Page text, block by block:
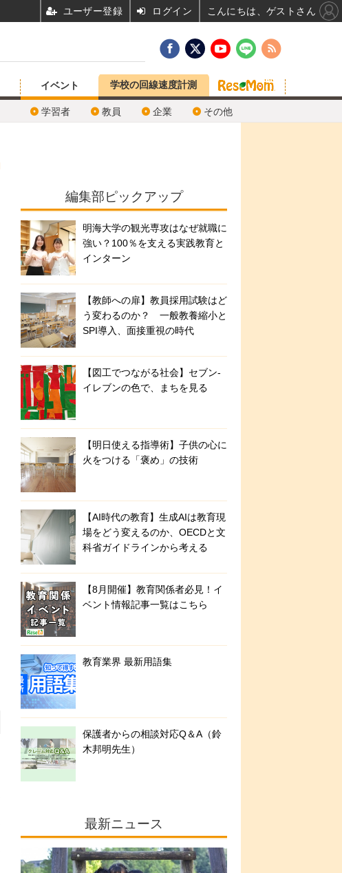
イベント
学習者 教員 企業 その他
学校の回線速度計測
編集部ピックアップ
明海大学の観光専攻はなぜ就職に
強い？100％を支える実践教育と
インターン
【教師への扉】教員採用試験はど
う変わるのか？ 一般教養縮小と
SPI導入、面接重視の時代
【図工でつながる社会】セブン‐
イレブンの色で、まちを見る
【明日使える指導術】子供の心に
火をつける「褒め」の技術
【AI時代の教育】生成AIは教育現
場をどう変えるのか、OECDと文
科省ガイドラインから考える
【8月開催】教育関係者必見！イ
ベント情報記事一覧はこちら
教育業界 最新用語集
保護者からの相談対応Q＆A（鈴
木邦明先生）
最新ニュース
ユーザー登録 ログイン こんにちは、ゲストさん